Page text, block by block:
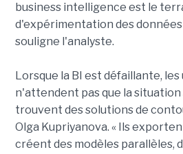
business intelligence est le
d'expérimentation des
souligne l'analyste.
Lorsque la BI est défaillante,
n'attendent pas que la situation
trouvent des solutions de
Olga Kupriyanova. « Ils
créent des modèles parallèles,